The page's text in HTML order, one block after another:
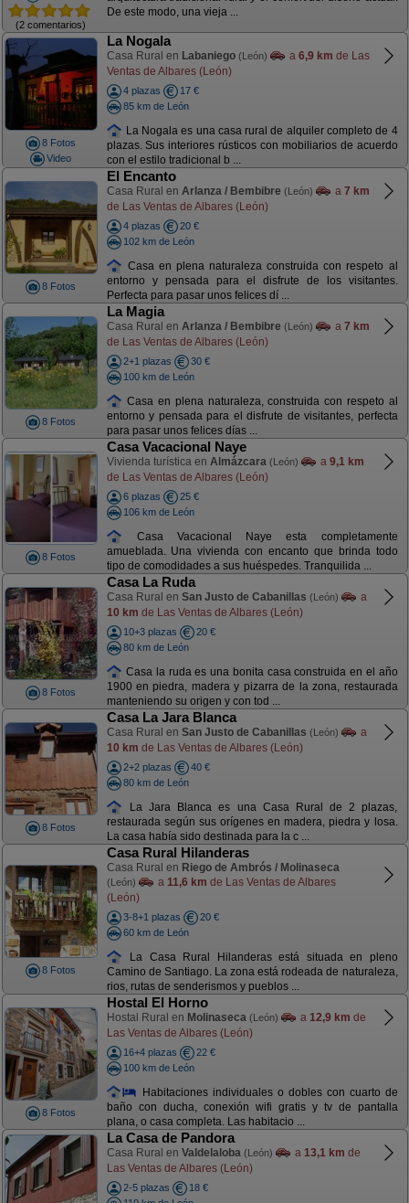
(2 comentarios)
De este modo, una vieja ...
8 Fotos
Video
La Nogala
Casa Rural en Labaniego (León) a 6,9 km de Las
Ventas de Albares (León)
4 plazas
17 €
85 km de León
La Nogala es una casa rural de alquiler completo de 4
plazas. Sus interiores rústicos con mobiliarios de acuerdo
con el estilo tradicional b ...
8 Fotos
El Encanto
Casa Rural en Arlanza / Bembibre (León) a 7 km
de Las Ventas de Albares (León)
4 plazas
20 €
102 km de León
Casa en plena naturaleza construida con respeto al
entorno y pensada para el disfrute de los visitantes.
Perfecta para pasar unos felices dí ...
8 Fotos
La Magia
Casa Rural en Arlanza / Bembibre (León) a 7 km
de Las Ventas de Albares (León)
2+1 plazas
30 €
100 km de León
Casa en plena naturaleza, construida con respeto al
entorno y pensada para el disfrute de visitantes, perfecta
para pasar unos felices días ...
8 Fotos
Casa Vacacional Naye
Vivienda turística en Almázcara (León) a 9,1 km
de Las Ventas de Albares (León)
6 plazas
25 €
106 km de León
Casa Vacacional Naye esta completamente
amueblada. Una vivienda con encanto que brinda todo
tipo de comodidades a sus huéspedes. Tranquilida ...
8 Fotos
Casa La Ruda
Casa Rural en San Justo de Cabanillas (León)
a
10 km de Las Ventas de Albares (León)
10+3 plazas
20 €
80 km de León
Casa la ruda es una bonita casa construida en el año
1900 en piedra, madera y pizarra de la zona, restaurada
manteniendo su origen y con tod ...
8 Fotos
Casa La Jara Blanca
Casa Rural en San Justo de Cabanillas (León)
a
10 km de Las Ventas de Albares (León)
2+2 plazas
40 €
80 km de León
La Jara Blanca es una Casa Rural de 2 plazas,
restaurada según sus orígenes en madera, piedra y losa.
La casa había sido destinada para la c ...
8 Fotos
Casa Rural Hilanderas
Casa Rural en Riego de Ambrós / Molinaseca
(León) a 11,6 km de Las Ventas de Albares
(León)
3-8+1 plazas
20 €
60 km de León
La Casa Rural Hilanderas está situada en pleno
Camino de Santiago. La zona está rodeada de naturaleza,
rios, rutas de senderismos y pueblos ...
8 Fotos
Hostal El Horno
Hostal Rural en Molinaseca (León) a 12,9 km de
Las Ventas de Albares (León)
16+4 plazas
22 €
100 km de León
Habitaciones individuales o dobles con cuarto de
baño con ducha, conexión wifi gratis y tv de pantalla
plana, o casa completa. Las habitacio ...
La Casa de Pandora
Casa Rural en Valdelaloba (León) a 13,1 km de
Las Ventas de Albares (León)
2-5 plazas
18 €